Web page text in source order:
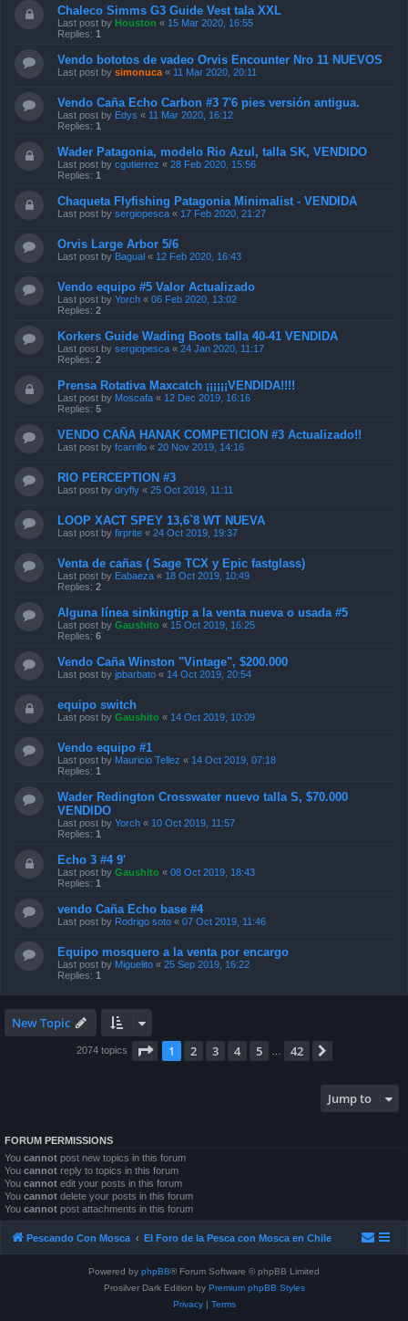
Chaleco Simms G3 Guide Vest tala XXL
Last post by Houston « 15 Mar 2020, 16:55
Replies: 1
Vendo bototos de vadeo Orvis Encounter Nro 11 NUEVOS
Last post by simonuca « 11 Mar 2020, 20:11
Vendo Caña Echo Carbon #3 7'6 pies versión antigua.
Last post by Edys « 11 Mar 2020, 16:12
Replies: 1
Wader Patagonia, modelo Rio Azul, talla SK, VENDIDO
Last post by cgutierrez « 28 Feb 2020, 15:56
Replies: 1
Chaqueta Flyfishing Patagonia Minimalist - VENDIDA
Last post by sergiopesca « 17 Feb 2020, 21:27
Orvis Large Arbor 5/6
Last post by Bagual « 12 Feb 2020, 16:43
Vendo equipo #5 Valor Actualizado
Last post by Yorch « 06 Feb 2020, 13:02
Replies: 2
Korkers Guide Wading Boots talla 40-41 VENDIDA
Last post by sergiopesca « 24 Jan 2020, 11:17
Replies: 2
Prensa Rotativa Maxcatch ¡¡¡¡¡¡VENDIDA!!!!
Last post by Moscafa « 12 Dec 2019, 16:16
Replies: 5
VENDO CAÑA HANAK COMPETICION #3 Actualizado!!
Last post by fcarrillo « 20 Nov 2019, 14:16
RIO PERCEPTION #3
Last post by dryfly « 25 Oct 2019, 11:11
LOOP XACT SPEY 13,6`8 WT NUEVA
Last post by firprite « 24 Oct 2019, 19:37
Venta de cañas ( Sage TCX y Epic fastglass)
Last post by Eabaeza « 18 Oct 2019, 10:49
Replies: 2
Alguna línea sinkingtip a la venta nueva o usada #5
Last post by Gaushito « 15 Oct 2019, 16:25
Replies: 6
Vendo Caña Winston "Vintage", $200.000
Last post by jpbarbato « 14 Oct 2019, 20:54
equipo switch
Last post by Gaushito « 14 Oct 2019, 10:09
Vendo equipo #1
Last post by Mauricio Tellez « 14 Oct 2019, 07:18
Replies: 1
Wader Redington Crosswater nuevo talla S, $70.000
VENDIDO
Last post by Yorch « 10 Oct 2019, 11:57
Replies: 1
Echo 3 #4 9'
Last post by Gaushito « 08 Oct 2019, 18:43
Replies: 1
vendo Caña Echo base #4
Last post by Rodrigo soto « 07 Oct 2019, 11:46
Equipo mosquero a la venta por encargo
Last post by Miguelito « 25 Sep 2019, 16:22
Replies: 1
New Topic
2074 topics Page 1of 42
1 2 3 4 5 42
Jump to
FORUM PERMISSIONS
You cannot post new topics in this forum
You cannot reply to topics in this forum
You cannot edit your posts in this forum
You cannot delete your posts in this forum
You cannot post attachments in this forum
Pescando Con Mosca El Foro de la Pesca con Mosca en Chile
Powered by phpBB® Forum Software © phpBB Limited
Prosilver Dark Edition by Premium phpBB Styles
Privacy| Terms